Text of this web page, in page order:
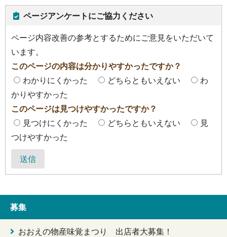
ページアンケートにご協力ください
ページ内容改善の参考とするためにご意見をいただいて
います。
このページの内容は分かりやすかったですか？
わかりにくかった
どちらともいえない
わ
かりやすかった
このページは見つけやすかったですか？
見つけにくかった
どちらともいえない
見
つけやすかった
送信
募集
おおえの物産味覚まつり 出店者大募集！